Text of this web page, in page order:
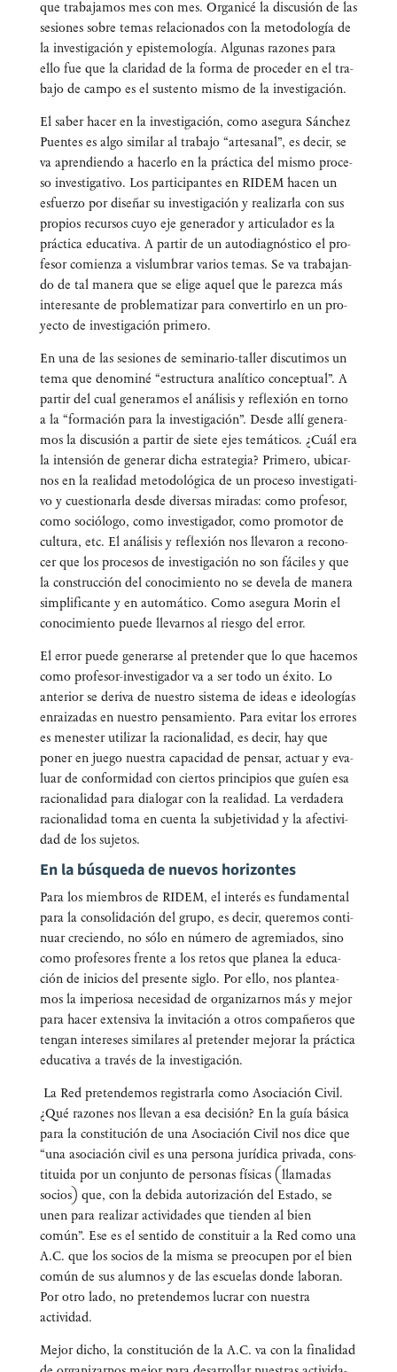
que tra­ba­ja­mos mes con mes. Orga­ni­cé la dis­cu­sión de las
sesio­nes sobre temas rela­cio­na­dos con la meto­do­lo­gía de
la inves­ti­ga­ción y epis­te­mo­lo­gía. Algu­nas razo­nes para
ello fue que la cla­ri­dad de la for­ma de pro­ce­der en el tra­
ba­jo de cam­po es el sus­ten­to mis­mo de la investigación.
El saber hacer en la inves­ti­ga­ción, como ase­gu­ra Sán­chez
Puen­tes es algo simi­lar al tra­ba­jo “arte­sa­nal”, es decir, se
va apren­dien­do a hacer­lo en la prác­ti­ca del mis­mo pro­ce­
so inves­ti­ga­ti­vo. Los par­ti­ci­pan­tes en RIDEM hacen un
esfuer­zo por dise­ñar su inves­ti­ga­ción y rea­li­zar­la con sus
pro­pios recur­sos cuyo eje gene­ra­dor y arti­cu­la­dor es la
prác­ti­ca edu­ca­ti­va. A par­tir de un auto­diag­nós­ti­co el pro­
fe­sor comien­za a vis­lum­brar varios temas. Se va tra­ba­jan­
do de tal mane­ra que se eli­ge aquel que le parez­ca más
intere­san­te de pro­ble­ma­ti­zar para con­ver­tir­lo en un pro­
yec­to de inves­ti­ga­ción primero.
En una de las sesio­nes de semi­na­rio-taller dis­cu­ti­mos un
tema que deno­mi­né “estruc­tu­ra ana­lí­ti­co con­cep­tual”. A
par­tir del cual gene­ra­mos el aná­li­sis y refle­xión en torno
a la “for­ma­ción para la inves­ti­ga­ción”. Des­de allí gene­ra­
mos la dis­cu­sión a par­tir de sie­te ejes temá­ti­cos. ¿Cuál era
la inten­sión de gene­rar dicha estra­te­gia? Pri­me­ro, ubi­car­
nos en la reali­dad meto­do­ló­gi­ca de un pro­ce­so inves­ti­ga­ti­
vo y cues­tio­nar­la des­de diver­sas mira­das: como pro­fe­sor,
como soció­lo­go, como inves­ti­ga­dor, como pro­mo­tor de
cul­tu­ra, etc. El aná­li­sis y refle­xión nos lle­va­ron a reco­no­
cer que los pro­ce­sos de inves­ti­ga­ción no son fáci­les y que
la cons­truc­ción del cono­ci­mien­to no se deve­la de mane­ra
sim­pli­fi­can­te y en auto­má­ti­co. Como ase­gu­ra Morin el
cono­ci­mien­to pue­de lle­var­nos al ries­go del error.
El error pue­de gene­rar­se al pre­ten­der que lo que hace­mos
como pro­fe­sor-inves­ti­ga­dor va a ser todo un éxi­to. Lo
ante­rior se deri­va de nues­tro sis­te­ma de ideas e ideo­lo­gías
enrai­za­das en nues­tro pen­sa­mien­to. Para evi­tar los erro­res
es menes­ter uti­li­zar la racio­na­li­dad, es decir, hay que
poner en jue­go nues­tra capa­ci­dad de pen­sar, actuar y eva­
luar de con­for­mi­dad con cier­tos prin­ci­pios que guíen esa
racio­na­li­dad para dia­lo­gar con la reali­dad. La ver­da­de­ra
racio­na­li­dad toma en cuen­ta la sub­je­ti­vi­dad y la afec­ti­vi­
dad de los sujetos.
En la búsqueda de nuevos horizontes
Para los miem­bros de RIDEM, el inte­rés es fun­da­men­tal
para la con­so­li­da­ción del gru­po, es decir, que­re­mos con­ti­
nuar cre­cien­do, no sólo en núme­ro de agre­mia­dos, sino
como pro­fe­so­res fren­te a los retos que pla­nea la edu­ca­
ción de ini­cios del pre­sen­te siglo. Por ello, nos plan­tea­
mos la impe­rio­sa nece­si­dad de orga­ni­zar­nos más y mejor
para hacer exten­si­va la invi­ta­ción a otros com­pa­ñe­ros que
ten­gan intere­ses simi­la­res al pre­ten­der mejo­rar la prác­ti­ca
edu­ca­ti­va a tra­vés de la investigación.
La Red pre­ten­de­mos regis­trar­la como Aso­cia­ción Civil.
¿Qué razo­nes nos lle­van a esa deci­sión? En la guía bási­ca
para la cons­ti­tu­ción de una Aso­cia­ción Civil nos dice que
“una aso­cia­ción civil es una per­so­na jurí­di­ca pri­va­da, cons­
ti­tui­da por un con­jun­to de per­so­nas físi­cas (lla­ma­das
socios) que, con la debi­da auto­ri­za­ción del Esta­do, se
unen para rea­li­zar acti­vi­da­des que tien­den al bien
común”. Ese es el sen­ti­do de cons­ti­tuir a la Red como una
A.C. que los socios de la mis­ma se preo­cu­pen por el bien
común de sus alum­nos y de las escue­las don­de labo­ran.
Por otro lado, no pre­ten­de­mos lucrar con nues­tra
actividad.
Mejor dicho, la cons­ti­tu­ción de la A.C. va con la fina­li­dad